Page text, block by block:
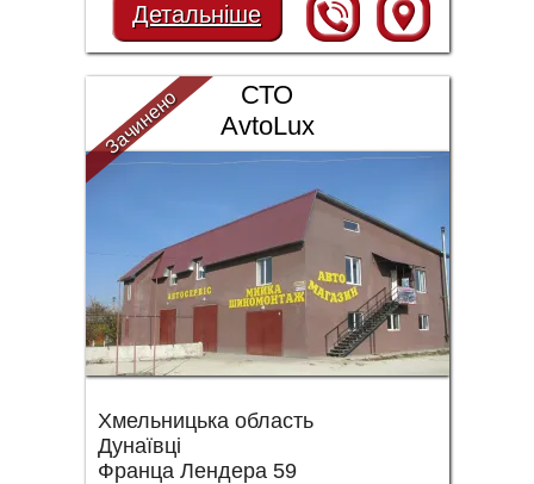
Детальніше
СТО
AvtoLux
Хмельницька область
Дунаївці
Франца Лендера 59
Зачинено